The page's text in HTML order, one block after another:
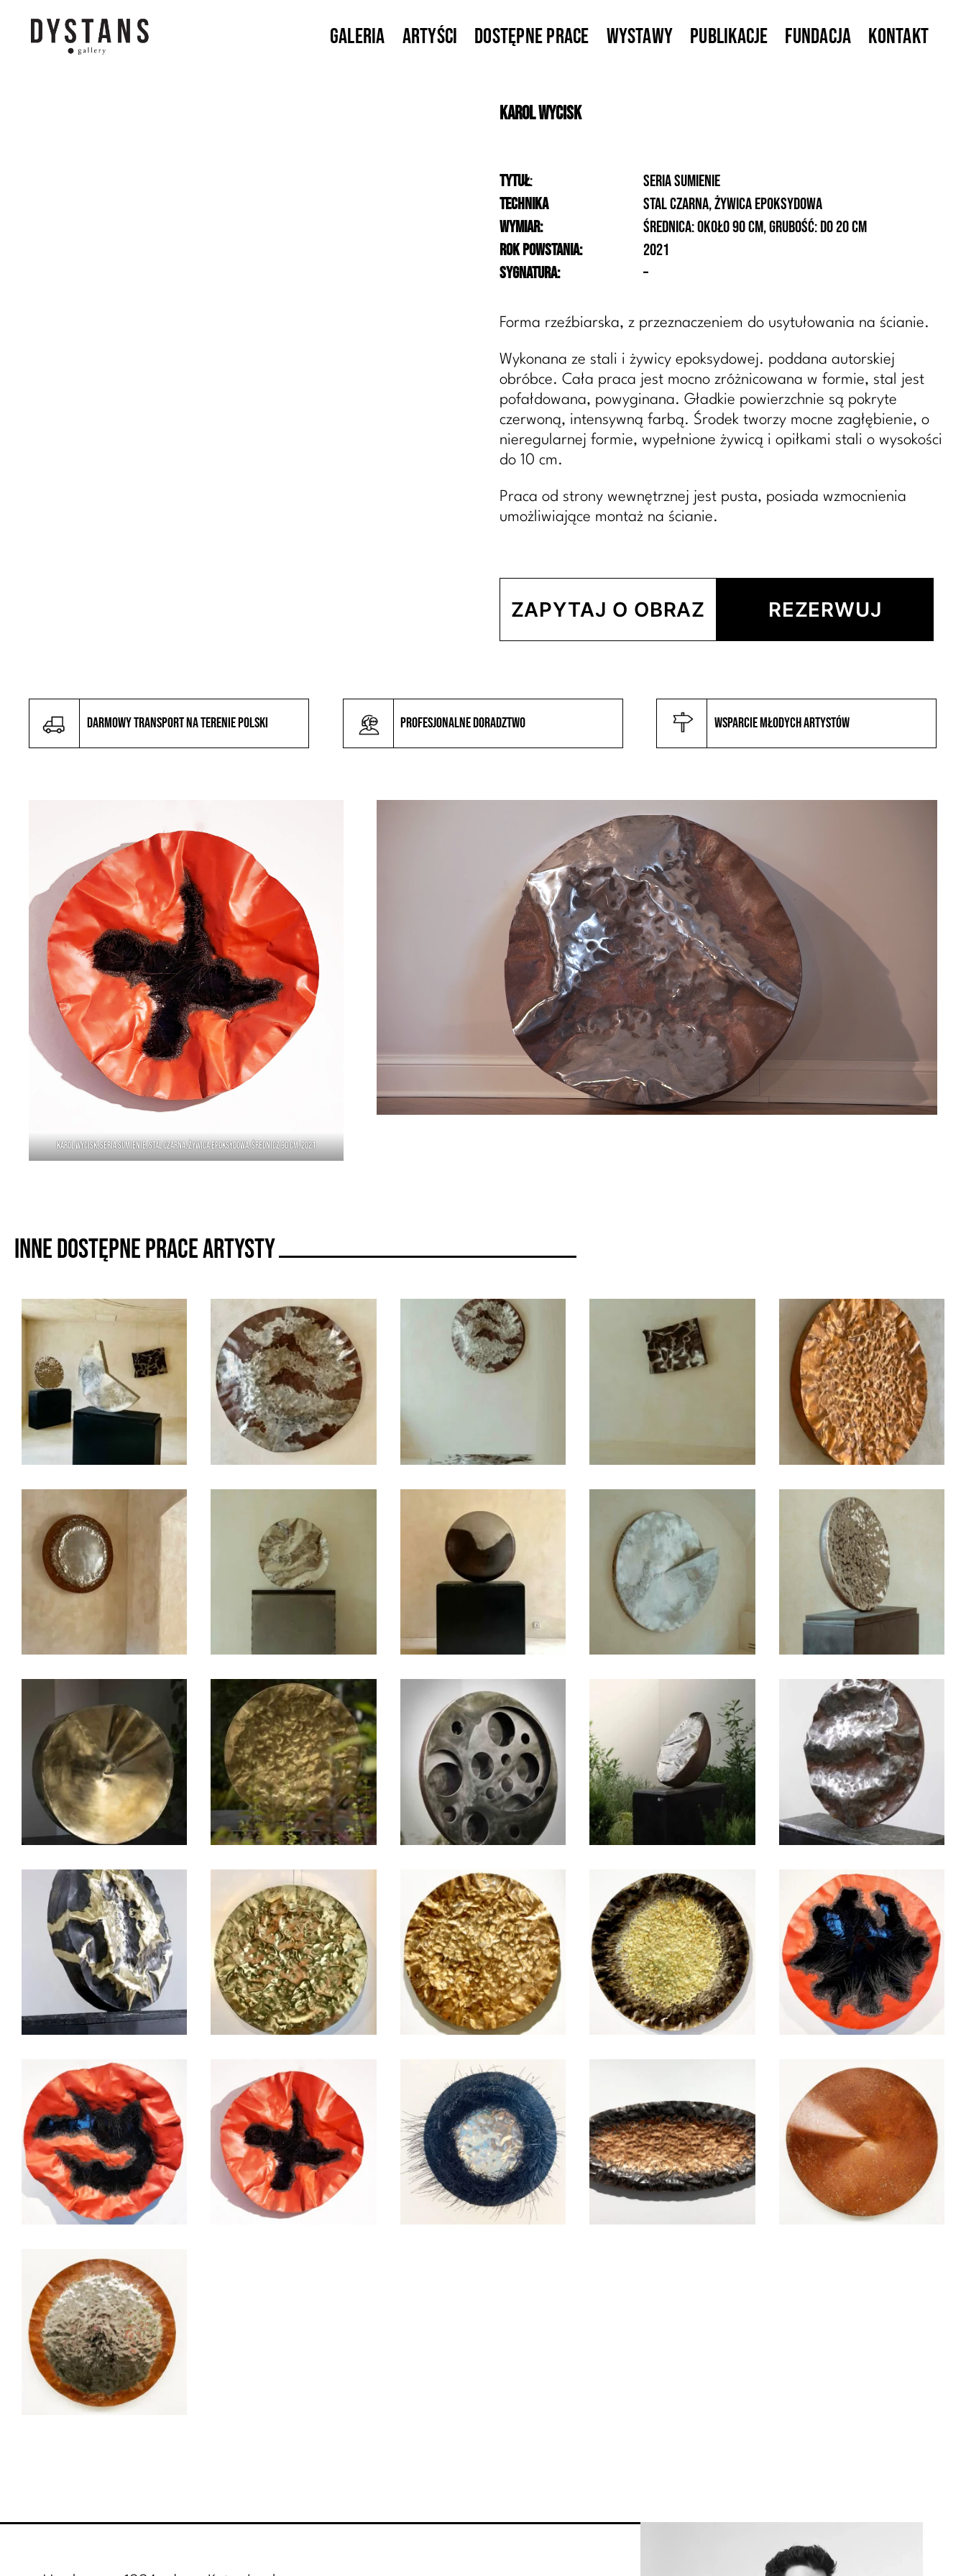
Galeria Artyści Dostępne prace Wystawy Publikacje Fundacja Kontakt
KarolWycisk
Tytuł:
seria Sumienie
Technika
stal czarna, żywica epoksydowa
Wymiar:
Średnica: około 90 cm, grubość: do 20 cm
Rok powstania:
2021
Sygnatura:
–
Forma rzeźbiarska, z przeznaczeniem do usytułowania na ścianie.
Wykonana ze stali i żywicy epoksydowej. poddana autorskiej
obróbce. Cała praca jest mocno zróżnicowana w formie, stal jest
pofałdowana, powyginana. Gładkie powierzchnie są pokryte
czerwoną, intensywną farbą. Środek tworzy mocne zagłębienie, o
nieregularnej formie, wypełnione żywicą i opiłkami stali o wysokości
do 10 cm.
Praca od strony wewnętrznej jest pusta, posiada wzmocnienia
umożliwiające montaż na ścianie.
ZAPYTAJ O OBRAZ REZERWUJ
Darmowy transport na terenie Polski Profesjonalne doradztwo Wsparcie młodych artystów
Karol Wycisk, seria Sumienie, stal czarna, żywica epoksydowa, średnicz 90 cm, 2021
Inne dostępne prace artysty